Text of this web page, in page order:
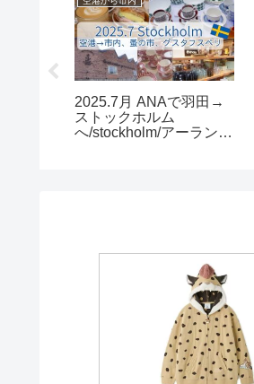
【あつ森】お待たせ！マ
イル貯め・モヤ出し、雑
談！色々やる配信！【無